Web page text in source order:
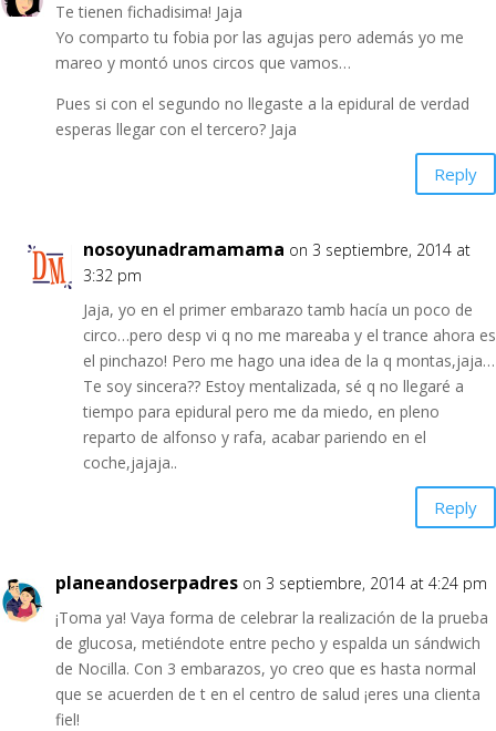
Te tienen fichadisima! Jaja
Yo comparto tu fobia por las agujas pero además yo me
mareo y montó unos circos que vamos…
Pues si con el segundo no llegaste a la epidural de verdad
esperas llegar con el tercero? Jaja
Reply
nosoyunadramamama on 3 septiembre, 2014 at
3:32 pm
Jaja, yo en el primer embarazo tamb hacía un poco de
circo…pero desp vi q no me mareaba y el trance ahora es
el pinchazo! Pero me hago una idea de la q montas,jaja…
Te soy sincera?? Estoy mentalizada, sé q no llegaré a
tiempo para epidural pero me da miedo, en pleno
reparto de alfonso y rafa, acabar pariendo en el
coche,jajaja..
Reply
planeandoserpadres on 3 septiembre, 2014 at 4:24 pm
¡Toma ya! Vaya forma de celebrar la realización de la prueba
de glucosa, metiéndote entre pecho y espalda un sándwich
de Nocilla. Con 3 embarazos, yo creo que es hasta normal
que se acuerden de t en el centro de salud ¡eres una clienta
fiel!